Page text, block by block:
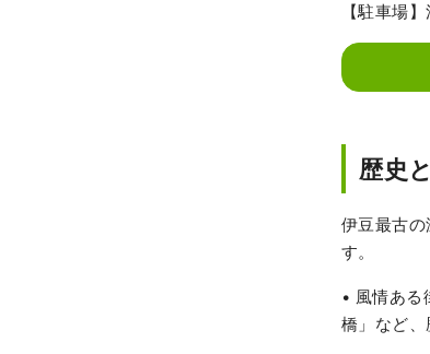
【駐車場
歴史
伊豆最古
す。
• 風情あ
橋」など、